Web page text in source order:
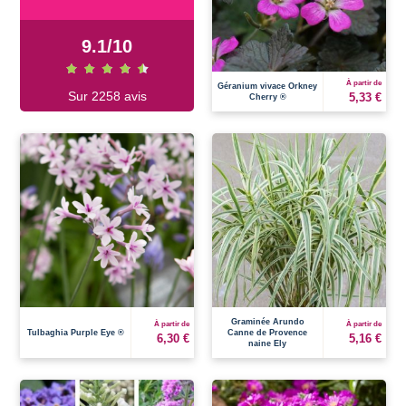
9.1/10
Sur 2258 avis
Géranium vivace Orkney
Cherry ®
À partir de
5,33 €
Tulbaghia Purple Eye ®
À partir de
6,30 €
Graminée Arundo
Canne de Provence
naine Ely
À partir de
5,16 €